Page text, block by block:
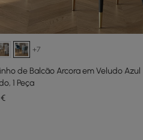
+7
de Balcão Arcora em Veludo Azul
1 Peça
€